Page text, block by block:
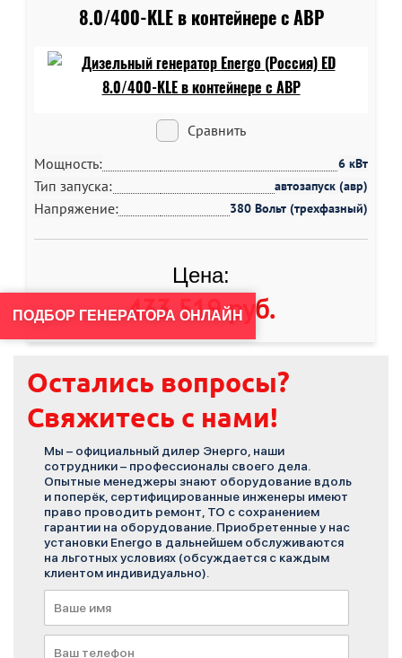
8.0/400-KLE в контейнере c АВР
Сравнить
Мощность:
6 кВт
Тип запуска: автозапуск (авр)
Напряжение: 380 Вольт (трехфазный)
Цена:
433 519 руб.
Остались вопросы?
Свяжитесь с нами!
Мы – официальный дилер Энерго, наши
сотрудники – профессионалы своего дела.
Опытные менеджеры знают оборудование вдоль
и поперёк, сертифицированные инженеры имеют
право проводить ремонт, ТО с сохранением
гарантии на оборудование. Приобретенные у нас
установки Energo в дальнейшем обслуживаются
на льготных условиях (обсуждается с каждым
клиентом индивидуально).
ПОДБОР ГЕНЕРАТОРА ОНЛАЙН